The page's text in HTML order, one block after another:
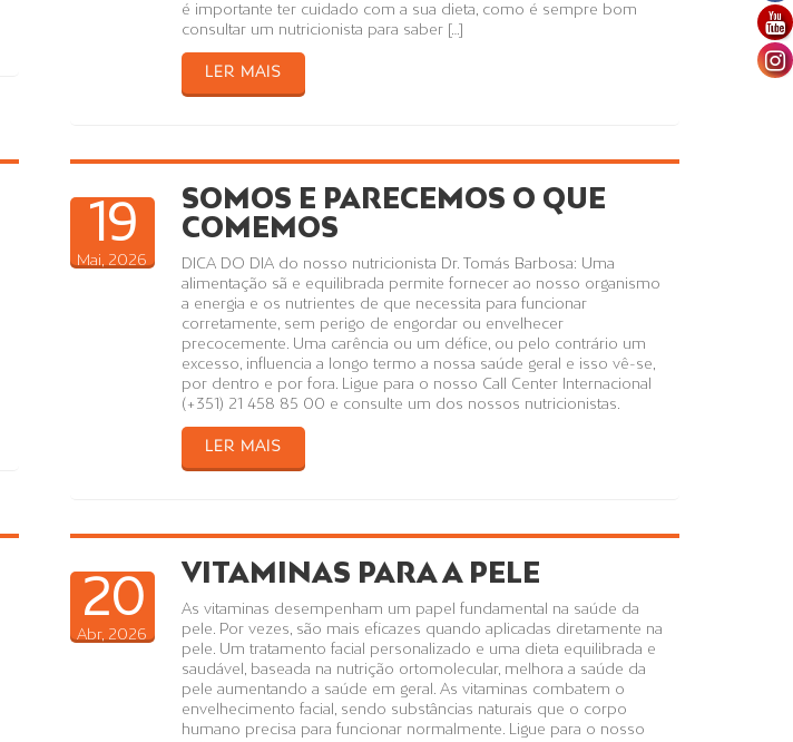
é importante ter cuidado com a sua dieta, como é sempre bom
consultar um nutricionista para saber […]
LER MAIS
19
Mai, 2026
SOMOS E PARECEMOS O QUE
COMEMOS
DICA DO DIA do nosso nutricionista Dr. Tomás Barbosa: Uma
alimentação sã e equilibrada permite fornecer ao nosso organismo
a energia e os nutrientes de que necessita para funcionar
corretamente, sem perigo de engordar ou envelhecer
precocemente. Uma carência ou um défice, ou pelo contrário um
excesso, influencia a longo termo a nossa saúde geral e isso vê-se,
por dentro e por fora. Ligue para o nosso Call Center Internacional
(+351) 21 458 85 00 e consulte um dos nossos nutricionistas.
LER MAIS
20
Abr, 2026
VITAMINAS PARA A PELE
As vitaminas desempenham um papel fundamental na saúde da
pele. Por vezes, são mais eficazes quando aplicadas diretamente na
pele. Um tratamento facial personalizado e uma dieta equilibrada e
saudável, baseada na nutrição ortomolecular, melhora a saúde da
pele aumentando a saúde em geral. As vitaminas combatem o
envelhecimento facial, sendo substâncias naturais que o corpo
humano precisa para funcionar normalmente. Ligue para o nosso